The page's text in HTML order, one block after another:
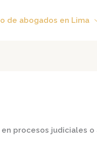
de abogados en Lima
procesos judiciales o